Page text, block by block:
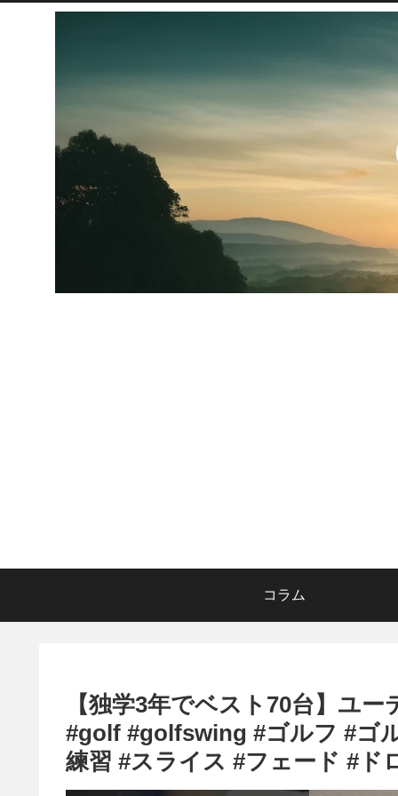
コラム
【独学3年でベスト70台】ユ
#golf #golfswing #ゴルフ #ゴ
練習 #スライス #フェード #ド